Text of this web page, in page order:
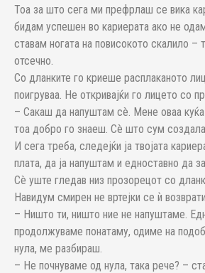
Тоа за што сега ми префрлаш се вика
бидам успешен во кариерата ако не
ставам ногата на повисокото скалило –
отсечно.
Со дланките го криеше расплаканото
поигруваа. Не откривајќи го лицето со
– Сакаш да напуштам сè. Мене оваа
тоа добро го знаеш. Сè што сум
И сега треба, следејќи ја твојата
плата, да ја напуштам и едноставно да
Сè уште гледав низ прозорецот со
Навидум смирен не вртејки се ѝ
– Ништо ти, ништо ние не напуштаме.
продолжуваме понатаму, одиме на
нула, ме разбираш.
– Не почнуваме од нула, така рече? –